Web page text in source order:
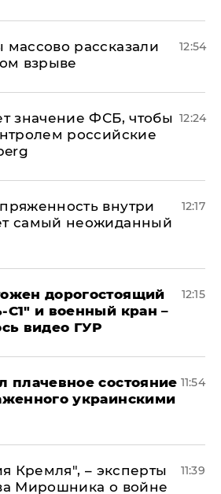
рассказали
взрыве
12:54
значение ФСБ, чтобы
российские
12:24
внутри
самый неожиданный
12:17
дорогостоящий
и военный кран –
видео ГУР
12:15
плачевное состояние
украинскими
11:54
Кремля", – эксперты
Мирошника о войне
11:39